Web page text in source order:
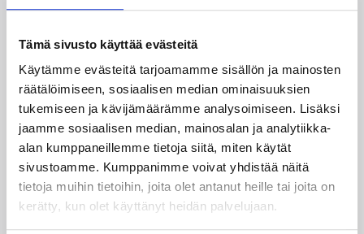
Tämä sivusto käyttää evästeitä
Käytämme evästeitä tarjoamamme sisällön ja mainosten
räätälöimiseen, sosiaalisen median ominaisuuksien
tukemiseen ja kävijämäärämme analysoimiseen. Lisäksi
jaamme sosiaalisen median, mainosalan ja analytiikka-
alan kumppaneillemme tietoja siitä, miten käytät
sivustoamme. Kumppanimme voivat yhdistää näitä
tietoja muihin tietoihin, joita olet antanut heille tai joita on
kerätty, kun olet käyttänyt heidän palvelujaan.
Susiladies nappasi harvinaislaatuisen voiton
Susiladies voitti vakuuttavasti Liettuan 81-70
(48-36) Elina Aarnisalon 22 pisteen
johdattamana. Suomi pelaa Tukholmassa vielä
toisen ottelun, kun huomenna vastaan tulee
Ruotsi.